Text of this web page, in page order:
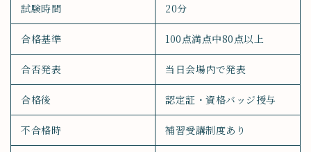
試験時間 20分
合格基準 100点満点中80点以上
合否発表 当日会場内で発表
合格後 認定証・資格バッジ授与
不合格時 補習受講制度あり